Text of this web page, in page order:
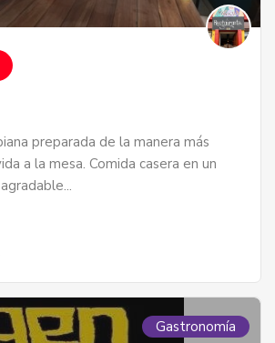
preparada de la manera más
a la mesa. Comida casera en un
Gastronomía